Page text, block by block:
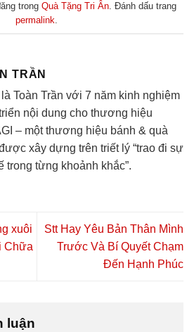
trong Quà Tặng Tri Ân. Đánh dấu trang
permalink.
TRẦN
là Toàn Trần với 7 năm kinh nghiệm
nội dung cho thương hiệu
– một thương hiệu bánh & quà
xây dựng trên triết lý “trao đi sự
trong từng khoảnh khắc”.
xuôi
Chữa
Stt Hay Yêu Bản Thân Mình
Trước Và Bí Quyết Chạm
Đến Hạnh Phúc
luận